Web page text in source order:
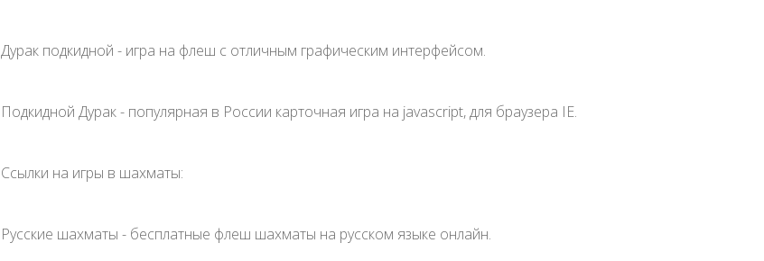
Дурак подкидной - игра на флеш с отличным графическим интерфейсом.
Подкидной Дурак - популярная в России карточная игра на javascript, для браузера IE.
Ссылки на игры в шахматы:
Русские шахматы - бесплатные флеш шахматы на русском языке онлайн.